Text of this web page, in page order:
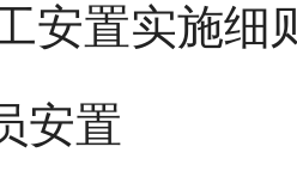
安置实施细
安置